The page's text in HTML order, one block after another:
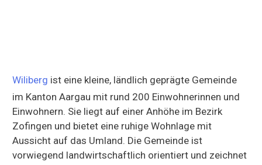
Wiliberg ist eine kleine, ländlich geprägte Gemeinde
im Kanton Aargau mit rund 200 Einwohnerinnen und
Einwohnern. Sie liegt auf einer Anhöhe im Bezirk
Zofingen und bietet eine ruhige Wohnlage mit
Aussicht auf das Umland. Die Gemeinde ist
vorwiegend landwirtschaftlich orientiert und zeichnet